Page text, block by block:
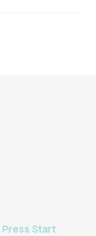
Press Start